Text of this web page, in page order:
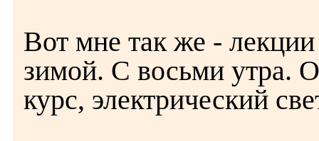
Вот мне так же -
зимой. С восьми утра.
курс, электрический